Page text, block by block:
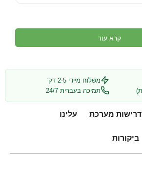
קרא עוד
משלוח מיידי 2-5 דק'
תמיכה בעברית 24/7
דרישות מערכת עלינו
ביקורות